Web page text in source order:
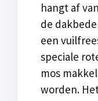
hangt af
de
een
speciale
mos
worden.